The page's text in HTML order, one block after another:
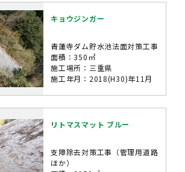
キョウジンガー
青蓮寺ダム貯水池法面対策工事
面積：350㎡
施工場所：三重県
施工年月：2018(H30)年11月
リトマスマット ブルー
支障除去対策工事（管理用道路
ほか）